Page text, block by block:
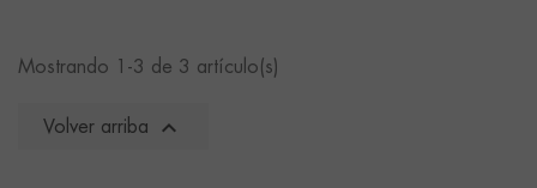
Mostrando 1-3 de 3 artículo(s)
Volver arriba 